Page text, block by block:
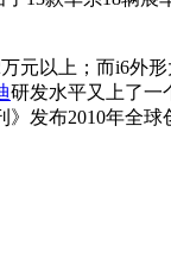
元以上；而i6外
研发水平又上了一
发布2010年全球